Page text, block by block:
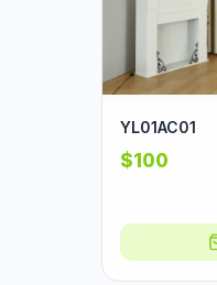
YL01AC01
$100